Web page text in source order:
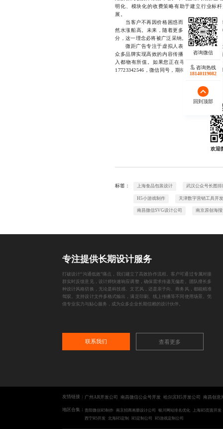
明化、模块化的收费策略有助于建立行业标
展。
当客户不再因价格困惑而犹豫，而是基于
然水涨船高。未来，随着更多企业意识到“合
分，这一理念必将被广泛采纳。
微距广告专注于虚拟人表情包的设计与落
众多品牌实现高效的内容传播。我们坚持透
入都物有所值。如果您正在寻找一家能理解
17723342546，微信同号，期待与您共同打造
欢迎
标签： 上海食品包装设计 武汉公众号长图排
H5小游戏制作 天津数字营销工具开发
南昌微信SVG设计公司 南京原创海
咨询热线
18140119082
回到顶部
专注提供长期设计服务
打破设计“沟通低效”痛点，我们建立了高效协作流程。客户可通过专属对接
群实时反馈意见，设计师快速响应调整，确保需求传递无偏差。团队擅长多
种设计风格切换，无论是科技感、文艺风，还是亲子向、商务风，都能精准
驾驭。支持设计文件多格式输出，满足印刷、线上传播等不同使用场景。凭
借专业实力与贴心服务，成为众多企业长期信赖的设计伙伴。
联系我们 查看更多
友情链接： 广州AR开发公司 南昌微信公众号开发 哈尔滨H5开发公司 南昌创意
地区合集： 贵阳微信H5制作 南京招商画册设计公司 银川网站排名优化
上海H5页面开发
西宁H5开发
北海H5定制 H5定制公司 H5游戏定制公司